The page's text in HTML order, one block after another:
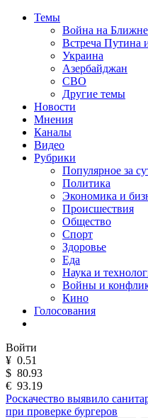
Темы
Война на
Встреча Путина
Украина
Азербайджан
СВО
Другие темы
Новости
Мнения
Каналы
Видео
Рубрики
Популярное за
Политика
Экономика и
Происшествия
Общество
Спорт
Здоровье
Еда
Наука и
Войны и
Кино
Голосования
Войти
¥ 0.51
$ 80.93
€ 93.19
Роскачество выявило
при проверке бургеров